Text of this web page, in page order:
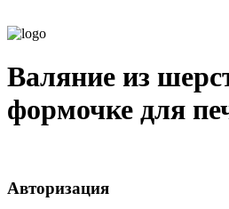
Валяние из
формочке для
Авторизация